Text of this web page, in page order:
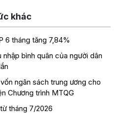
khác
6 tháng tăng 7,84%
bình quân của người dân
ngân sách trung ương cho
Chương trình MTQG
tháng 7/2026